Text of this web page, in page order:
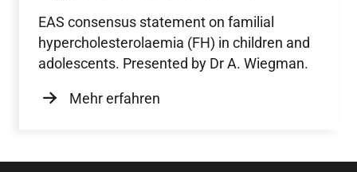
EAS consensus statement on familial
hypercholesterolaemia (FH) in children and
adolescents. Presented by Dr A. Wiegman.
Mehr erfahren